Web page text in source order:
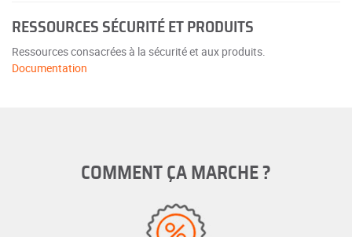
RESSOURCES SÉCURITÉ ET PRODUITS
Ressources consacrées à la sécurité et aux produits.
Documentation
COMMENT ÇA MARCHE ?